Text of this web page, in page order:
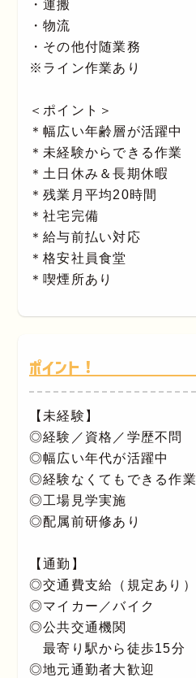
・運搬
・物流
・その他付随業務
※ライン作業あり
＜ポイント＞
＊幅広い年齢層が活躍中
＊未経験からできる作業
＊土日休み＆長期休暇
＊残業月平均20時間
＊社宅完備
＊給与前払い対応
＊格安社員食堂
＊喫煙所あり
ポイント！
【未経験】
◎経験／資格／学歴不問
◎幅広い年代が活躍中
◎経験なくてもできる作業
◎工場見学実施
◎配属前研修あり
【通勤】
◎交通費支給（規定あり）
◎マイカー／バイク
◎公共交通機関
最寄り駅から徒歩15分
◎地元通勤者大歓迎